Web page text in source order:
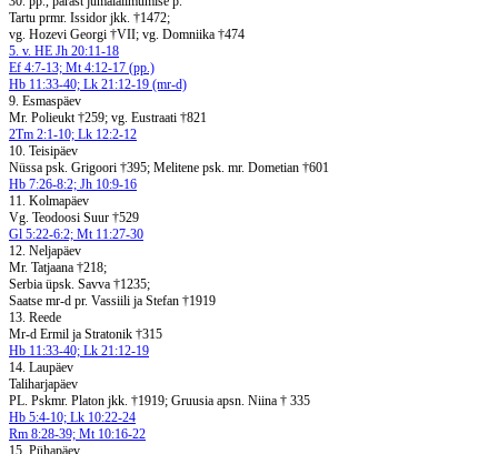
Tartu prmr. Issidor jkk. †1472;
vg. Hozevi Georgi †VII; vg. Domniika †474
5. v. HE Jh 20:11-18
Ef 4:7-13; Mt 4:12-17 (pp.)
Hb 11:33-40; Lk 21:12-19 (mr-d)
9. Esmaspäev
Mr. Polieukt †259; vg. Eustraati †821
2Tm 2:1-10; Lk 12:2-12
10. Teisipäev
Nüssa psk. Grigoori †395; Melitene psk. mr. Dometian †601
Hb 7:26-8:2; Jh 10:9-16
11. Kolmapäev
Vg. Teodoosi Suur †529
Gl 5:22-6:2; Mt 11:27-30
12. Neljapäev
Mr. Tatjaana †218;
Serbia üpsk. Savva †1235;
Saatse mr-d pr. Vassiili ja Stefan †1919
13. Reede
Mr-d Ermil ja Stratonik †315
Hb 11:33-40; Lk 21:12-19
14. Laupäev
Taliharjapäev
PL. Pskmr. Platon jkk. †1919; Gruusia apsn. Niina † 335
Hb 5:4-10; Lk 10:22-24
Rm 8:28-39; Mt 10:16-22
15. Pühapäev